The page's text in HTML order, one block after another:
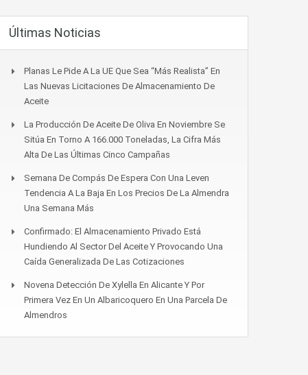
Últimas Noticias
Planas Le Pide A La UE Que Sea “más Realista” En
Las Nuevas Licitaciones De Almacenamiento De
Aceite
La Producción De Aceite De Oliva En Noviembre Se
Sitúa En Torno A 166.000 Toneladas, La Cifra Más
Alta De Las Últimas Cinco Campañas
Semana De Compás De Espera Con Una Leven
Tendencia A La Baja En Los Precios De La Almendra
Una Semana Más
Confirmado: El Almacenamiento Privado Está
Hundiendo Al Sector Del Aceite Y Provocando Una
Caída Generalizada De Las Cotizaciones
Novena Detección De Xylella En Alicante Y Por
Primera Vez En Un Albaricoquero En Una Parcela De
Almendros